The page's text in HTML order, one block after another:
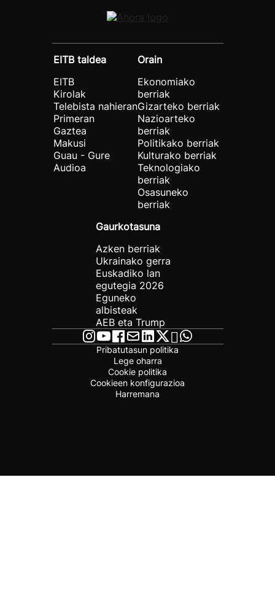
EITB taldea
EITB
Kirolak
Telebista nahieran
Primeran
Gaztea
Makusi
Guau - Gure
Audioa
Orain
Ekonomiako
berriak
Gizarteko berriak
Nazioarteko
berriak
Politikako berriak
Kulturako berriak
Teknologiako
berriak
Osasuneko
berriak
Gaurkotasuna
Azken berriak
Ukrainako gerra
Euskadiko lan
egutegia 2026
Eguneko
albisteak
AEB eta Trump
Pribatutasun politika
Lege oharra
Cookie politika
Cookieen konfigurazioa
Harremana